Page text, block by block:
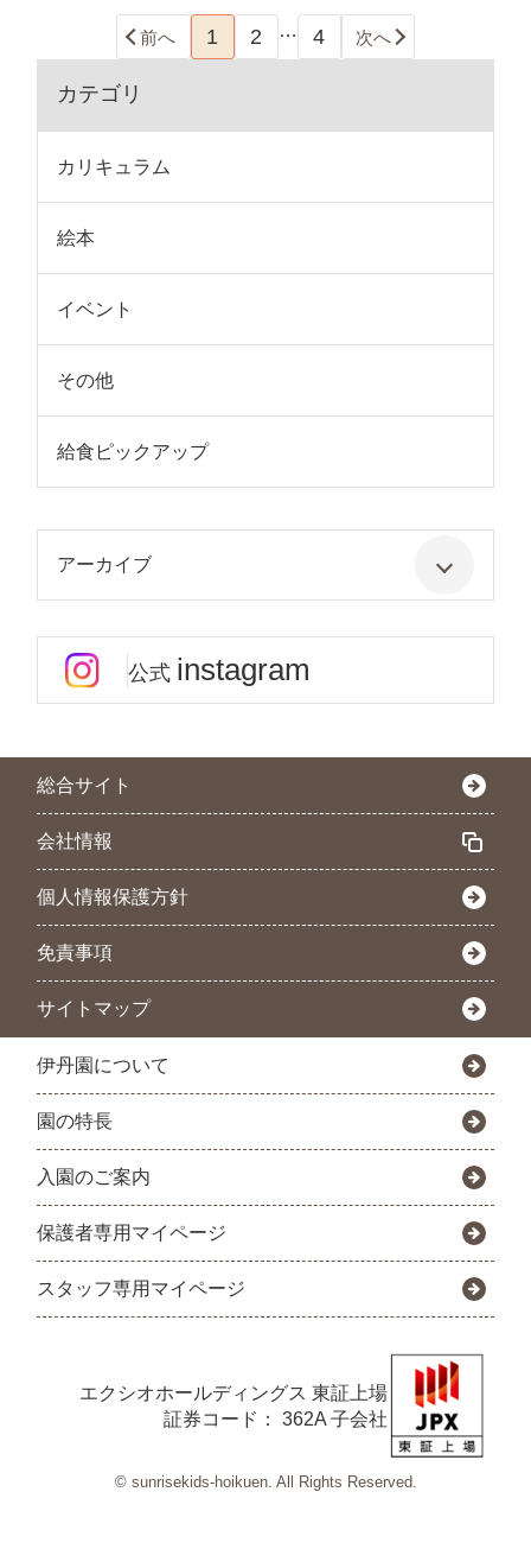
前へ 1 2 … 4 次へ
カテゴリ
カリキュラム
絵本
イベント
その他
給食ピックアップ
アーカイブ
公式 instagram
総合サイト
会社情報
個人情報保護方針
免責事項
サイトマップ
伊丹園について
園の特長
入園のご案内
保護者専用マイページ
スタッフ専用マイページ
エクシオホールディングス 東証上場
証券コード： 362A 子会社
© sunrisekids-hoikuen. All Rights Reserved.